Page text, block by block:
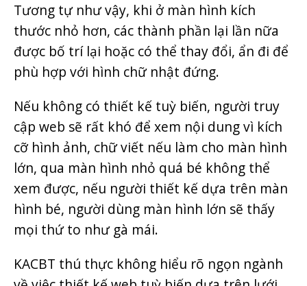
Tương tự như vậy, khi ở màn hình kích
thước nhỏ hơn, các thành phần lại lần nữa
được bố trí lại hoặc có thể thay đổi, ẩn đi để
phù hợp với hình chữ nhật đứng.
Nếu không có thiết kế tuỳ biến, người truy
cập web sẽ rất khó để xem nội dung vì kích
cỡ hình ảnh, chữ viết nếu làm cho màn hình
lớn, qua màn hình nhỏ quá bé không thể
xem được, nếu người thiết kế dựa trên màn
hình bé, người dùng màn hình lớn sẽ thấy
mọi thứ to như gà mái.
KACBT thú thực không hiểu rõ ngọn ngành